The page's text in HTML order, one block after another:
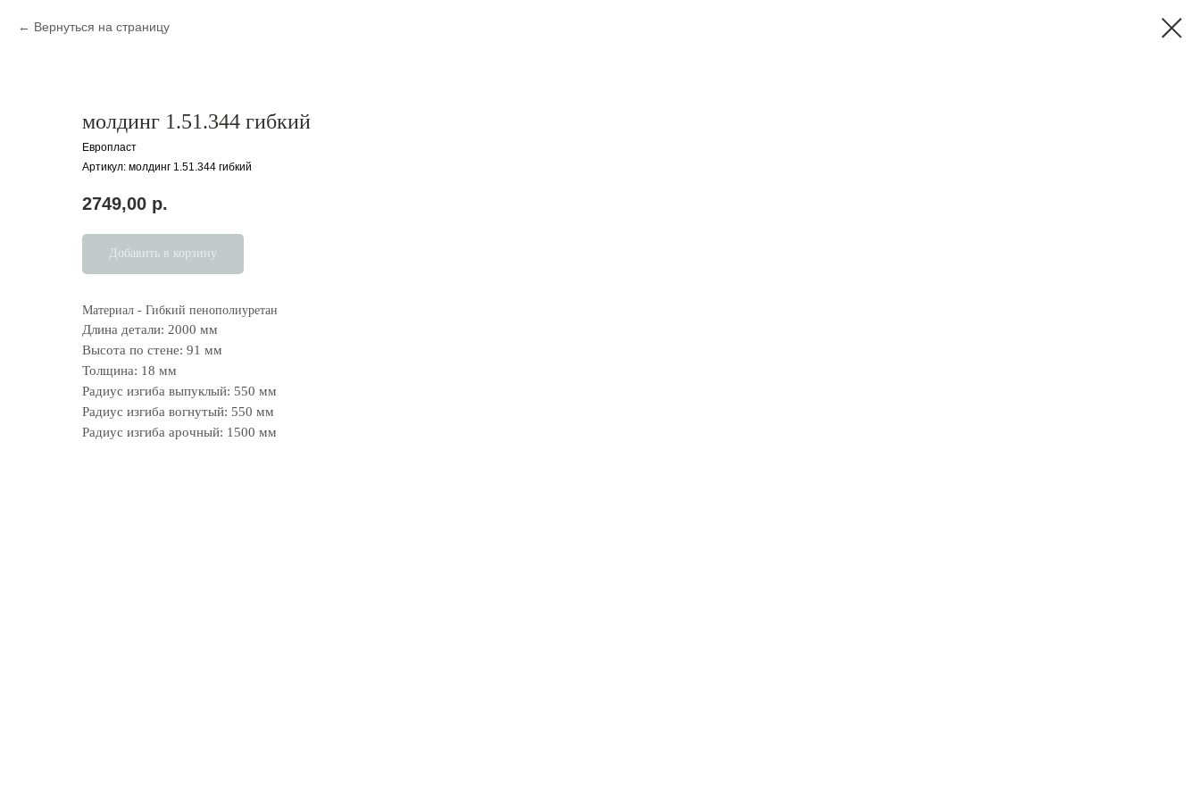
Вернуться на страницу
молдинг 1.51.344 гибкий
Европласт
Артикул: молдинг 1.51.344 гибкий
2749,00 р.
Добавить в корзину
Материал - Гибкий пенополиуретан
Длина детали: 2000 мм
Высота по стене: 91 мм
Толщина: 18 мм
Радиус изгиба выпуклый: 550 мм
Радиус изгиба вогнутый: 550 мм
Радиус изгиба арочный: 1500 мм